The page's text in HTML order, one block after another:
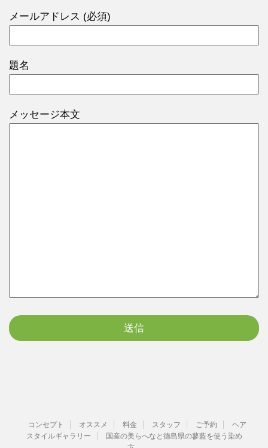
メールアドレス (必須)
題名
メッセージ本文
コンセプト オススメ 料金 スタッフ ご予約
ヘア
スタイルギャラリー
国産の美らへなと徳島県の蓼藍を使う染め